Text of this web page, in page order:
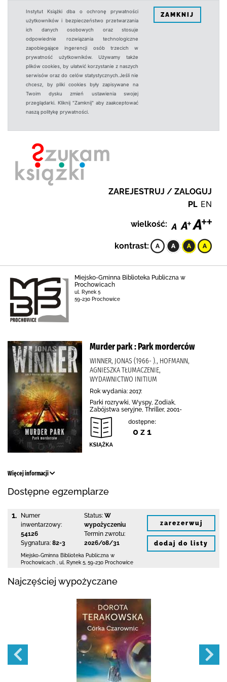
Instytut Książki dba o ochronę prywatności
użytkowników i bezpieczeństwo przetwarzania
ich danych osobowych oraz stosuje
odpowiednie rozwiązania technologiczne
zapobiegające ingerencji osób trzecich w
prywatność użytkowników. Używamy także
plików cookies, by ułatwić korzystanie z naszych
serwisów oraz do celów statystycznych.Jeśli nie
chcesz, by pliki cookies były zapisywane na
Twoim dysku zmień ustawienia swojej
przeglądarki. Kliknij "Zamknij" aby zaakceptować
naszą politykę prywatności.
ZAMKNIJ
ZAREJESTRUJ / ZALOGUJ
PL EN
wielkość:
kontrast:
Miejsko-Gminna Biblioteka Publiczna w
Prochowicach
ul. Rynek 5
59-230 Prochowice
Murder park : Park morderców
WINNER, JONAS (1966- )., HOFMANN,
AGNIESZKA TŁUMACZENIE,
WYDAWNICTWO INITIUM
Rok wydania: 2017.
Parki rozrywki, Wyspy, Zodiak,
Zabójstwa seryjne, Thriller, 2001-
dostępne:
0 z 1
Więcej informacji
Dostępne egzemplarze
1.
Numer
inwentarzowy:
54126
Sygnatura: 82-3
Status: W
wypożyczeniu
Termin zwrotu:
2026/08/31
Miejsko-Gminna Biblioteka Publiczna w
Prochowicach
ul. Rynek 5 59-230 Prochowice
zarezerwuj
dodaj do listy
Najczęściej wypożyczane